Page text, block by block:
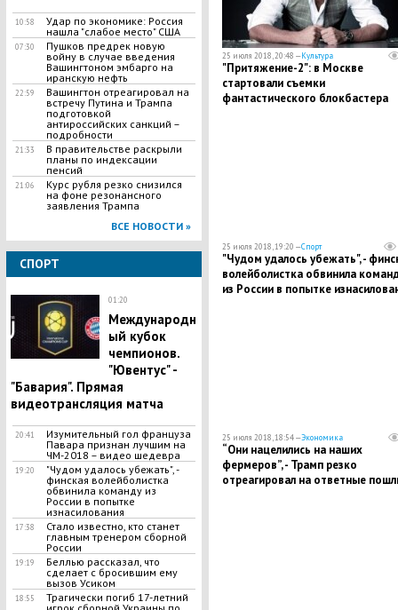
10:58
Удар по экономике: Россия
нашла "слабое место" США
07:30
Пушков предрек новую
войну в случае введения
Вашингтоном эмбарго на
иранскую нефть
22:59
Вашингтон отреагировал на
встречу Путина и Трампа
подготовкой
антироссийских санкций –
подробности
21:33
В правительстве раскрыли
планы по индексации
пенсий
21:06
Курс рубля резко снизился
на фоне резонансного
заявления Трампа
ВСЕ НОВОСТИ »
СПОРТ
01:20
Международн
ый кубок
чемпионов.
"Ювентус" -
"Бавария". Прямая
видеотрансляция матча
20:41
Изумительный гол француза
Павара признан лучшим на
ЧМ-2018 – видео шедевра
19:20
"Чудом удалось убежать", -
финская волейболистка
обвинила команду из
России в попытке
изнасилования
17:38
Стало известно, кто станет
главным тренером сборной
России
19:19
Беллью рассказал, что
сделает с бросившим ему
вызов Усиком
18:55
​Трагически погиб 17-летний
25 июля 2018, 20:48 —Культура
​"Притяжение-2": в Москве
стартовали съемки
фантастического блокбастера
25 июля 2018, 19:20 —Спорт
"Чудом удалось убежать", -
волейболистка обвинила
из России в попытке
25 июля 2018, 18:54 —Экономика
​“Они нацелились на наших
фермеров”, - Трамп резко
отреагировал на ответные